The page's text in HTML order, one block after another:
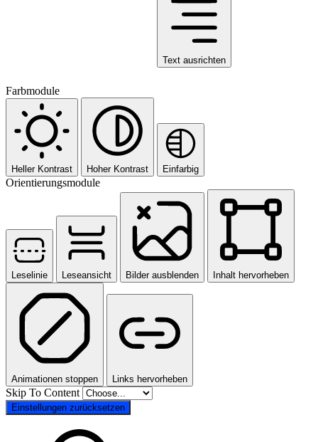
Text ausrichten
Farbmodule
Heller Kontrast Hoher Kontrast Einfarbig
Orientierungsmodule
Leselinie Leseansicht Bilder ausblenden Inhalt hervorheben
Animationen stoppen Links hervorheben
Skip To Content
Einstellungen zurücksetzen